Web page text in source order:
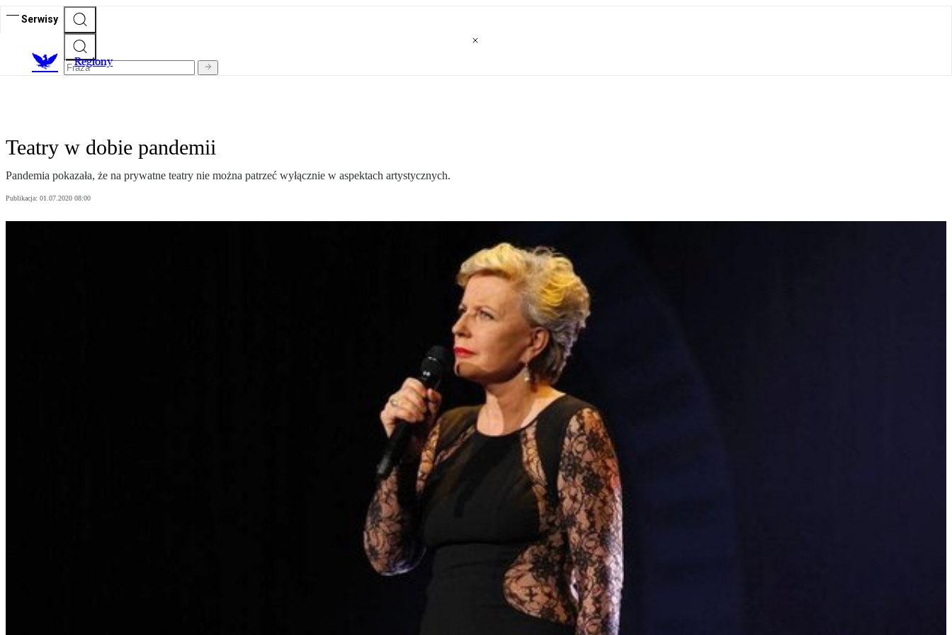
Serwisy
Regiony
Teatry w dobie pandemii
Pandemia pokazała, że na prywatne teatry nie można patrzeć wyłącznie w aspektach artystycznych.
Publikacja: 01.07.2020 08:00